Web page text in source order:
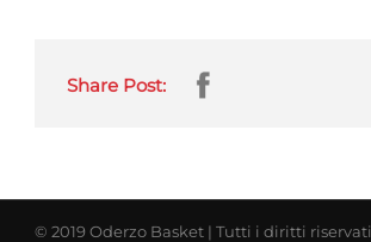
Share Post:
© 2019 Oderzo Basket | Tutti i diritti riservati